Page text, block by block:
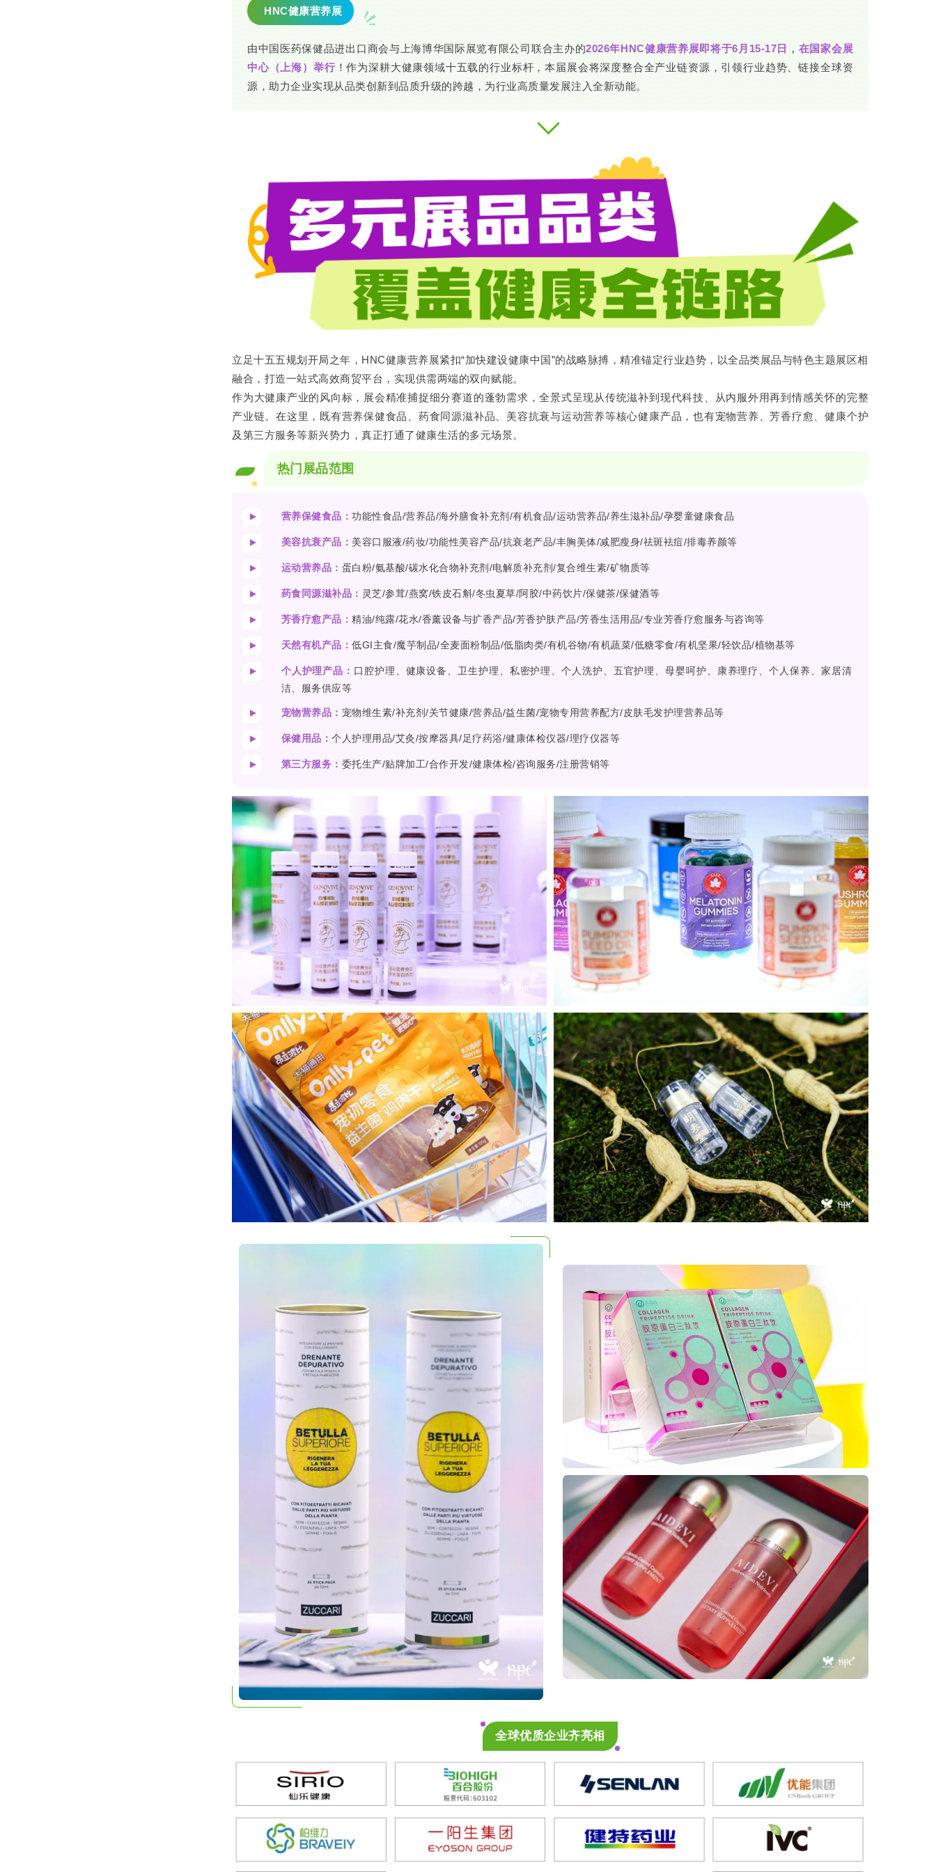
HNC健康营养展
由中国医药保健品进出口商会与上海博华国际展览有限公司联合主办的2026年HNC健康营养展即将于6月15-17日，在国家会展
中心（上海）举行！作为深耕大健康领域十五载的行业标杆，本届展会将深度整合全产业链资源，引领行业趋势、链接全球资
源，助力企业实现从品类创新到品质升级的跨越，为行业高质量发展注入全新动能。
立足十五五规划开局之年，HNC健康营养展紧扣“加快建设健康中国”的战略脉搏，精准锚定行业趋势，以全品类展品与特色主题展区相
融合，打造一站式高效商贸平台，实现供需两端的双向赋能。
作为大健康产业的风向标，展会精准捕捉细分赛道的蓬勃需求，全景式呈现从传统滋补到现代科技、从内服外用再到情感关怀的完整
产业链。在这里，既有营养保健食品、药食同源滋补品、美容抗衰与运动营养等核心健康产品，也有宠物营养、芳香疗愈、健康个护
及第三方服务等新兴势力，真正打通了健康生活的多元场景。
热门展品范围
营养保健食品：功能性食品/营养品/海外膳食补充剂/有机食品/运动营养品/养生滋补品/孕婴童健康食品
美容抗衰产品： 美容口服液/药妆/功能性美容产品/抗衰老产品/丰胸美体/减肥瘦身/祛斑袪痘/排毒养颜等
运动营养品： 蛋白粉/氨基酸/碳水化合物补充剂/电解质补充剂/复合维生素/矿物质等
药食同源滋补品： 灵芝/参茸/燕窝/铁皮石斛/冬虫夏草/阿胶/中药饮片/保健茶/保健酒等
芳香疗愈产品：精油/纯露/花水/香薰设备与扩香产品/芳香护肤产品/芳香生活用品/专业芳香疗愈服务与咨询等
天然有机产品：低GI主食/魔芋制品/全麦面粉制品/低脂肉类/有机谷物/有机蔬菜/低糖零食/有机坚果/轻饮品/植物基等
个人护理产品： 口腔护理、健康设备、卫生护理、私密护理、个人洗护、五官护理、母婴呵护、康养理疗、个人保养、家居清
洁、服务供应等
宠物营养品： 宠物维生素/补充剂/关节健康/营养品/益生菌/宠物专用营养配方/皮肤毛发护理营养品等
保健用品：个人护理用品/艾灸/按摩器具/足疗药浴/健康体检仪器/理疗仪器等
第三方服务： 委托生产/贴牌加工/合作开发/健康体检/咨询服务/注册营销等
全球优质企业齐亮相